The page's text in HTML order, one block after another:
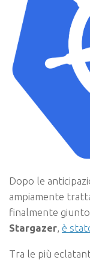
Dopo le
ampiamente
finalmente
Stargazer, è
Tra le più